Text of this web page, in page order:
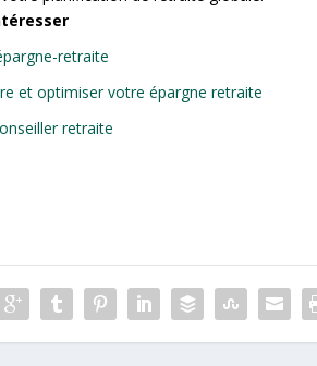
retraite
et optimiser votre épargne retraite
retraite​